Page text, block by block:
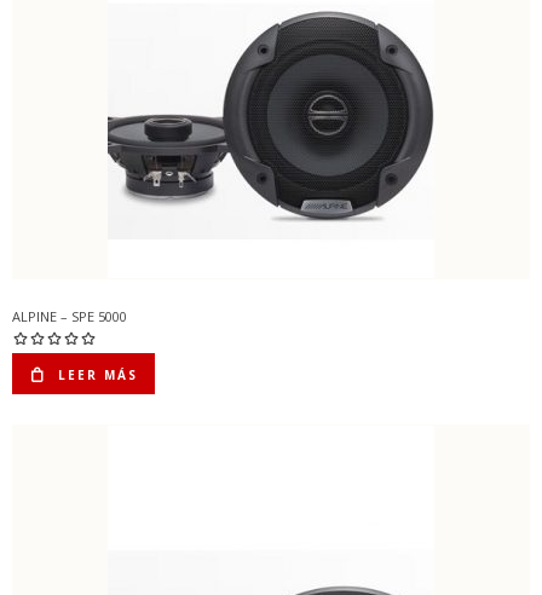
ALPINE – SPE 5000
LEER MÁS